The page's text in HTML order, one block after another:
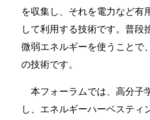
を収集し、それを電力など有
して利用する技術です。普段
微弱エネルギーを使うことで
の技術です。
本フォーラムでは、高分子
し、エネルギーハーベスティ